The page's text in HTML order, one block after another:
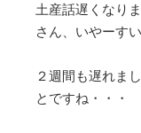
土産話遅くなり
さん、いやーすい
２週間も遅れま
とですね・・・